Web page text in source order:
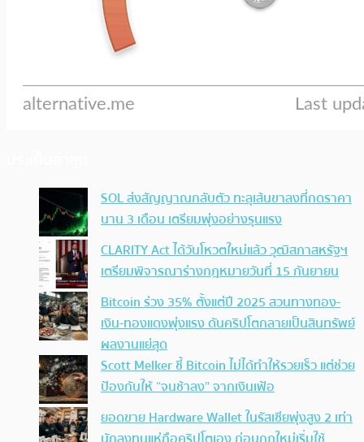
SOL ส่งสัญญาณกลับตัว ทะลุเส้นขาลงที่กดราคา
นาน 3 เดือน เตรียมพุ่งอย่างรุนแรง
CLARITY Act ได้วันโหวตใหม่แล้ว วุฒิสภาสหรัฐฯ
เตรียมพิจารณาร่างกฎหมายวันที่ 15 กันยายน
Bitcoin ร่วง 35% ตั้งแต่ปี 2025 สวนทางทอง-
เงิน-ทองแดงพุ่งแรง ดันคริปโตกลายเป็นสินทรัพย์
ผลงานแย่สุด
Scott Melker ชี้ Bitcoin ไม่ได้ทำให้รวยเร็ว แต่ช่วย
ป้องกันให้ “จนช้าลง” จากเงินเฟ้อ
ยอดขาย Hardware Wallet ในรัสเซียพุ่งสูง 2 เท่า